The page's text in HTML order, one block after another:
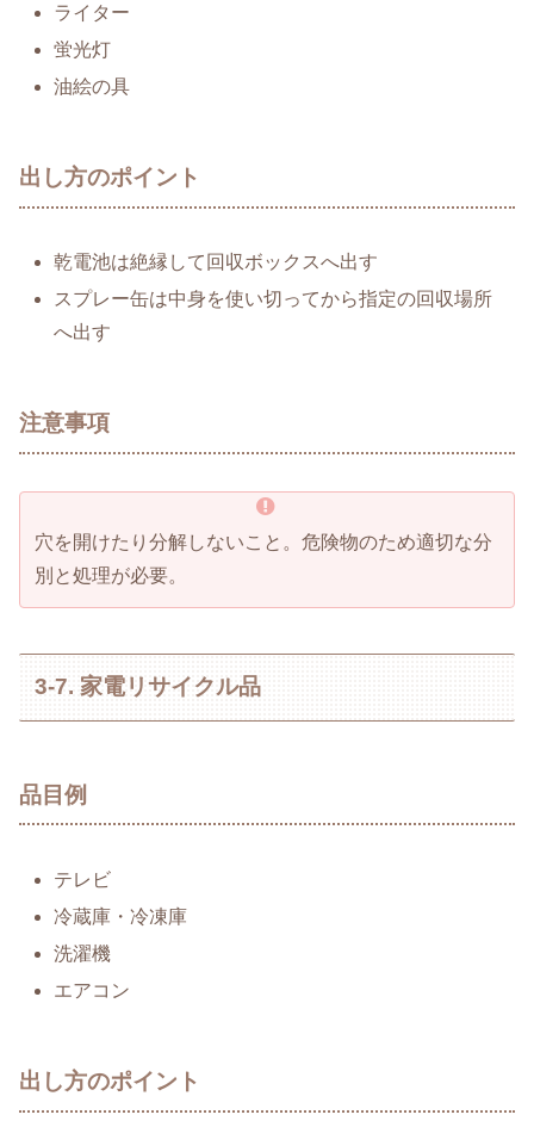
ライター
蛍光灯
油絵の具
出し方のポイント
乾電池は絶縁して回収ボックスへ出す
スプレー缶は中身を使い切ってから指定の回収場所
へ出す
注意事項
穴を開けたり分解しないこと。危険物のため適切な分
別と処理が必要。
3-7. 家電リサイクル品
品目例
テレビ
冷蔵庫・冷凍庫
洗濯機
エアコン
出し方のポイント